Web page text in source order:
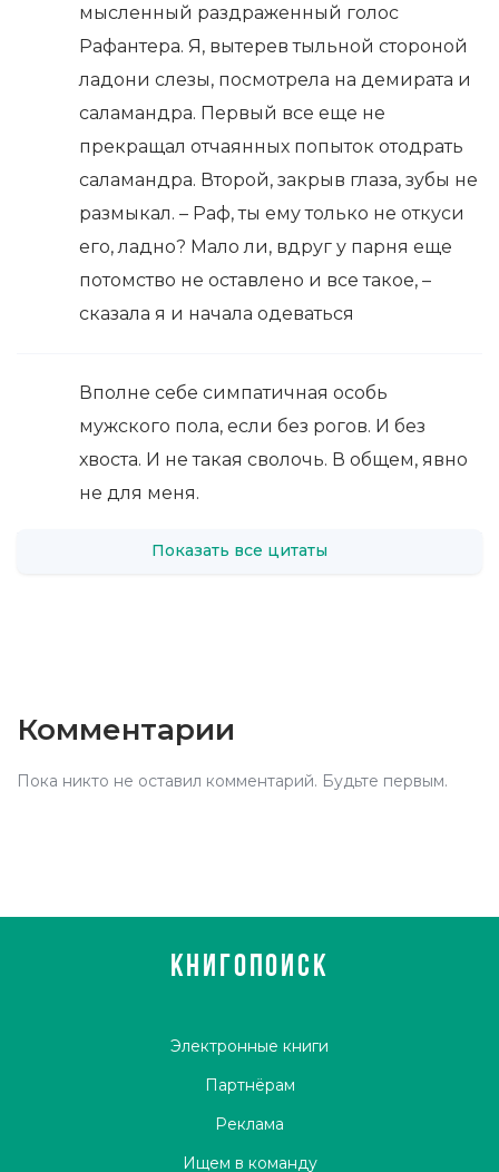
мысленный раздраженный голос
Рафантера. Я, вытерев тыльной стороной
ладони слезы, посмотрела на демирата и
саламандра. Первый все еще не
прекращал отчаянных попыток отодрать
саламандра. Второй, закрыв глаза, зубы не
размыкал. – Раф, ты ему только не откуси
его, ладно? Мало ли, вдруг у парня еще
потомство не оставлено и все такое, –
сказала я и начала одеваться
Вполне себе симпатичная особь
мужского пола, если без рогов. И без
хвоста. И не такая сволочь. В общем, явно
не для меня.
Показать все цитаты
Комментарии
Пока никто не оставил комментарий. Будьте первым.
КНИГОПОИСК
Электронные книги
Партнёрам
Реклама
Ищем в команду